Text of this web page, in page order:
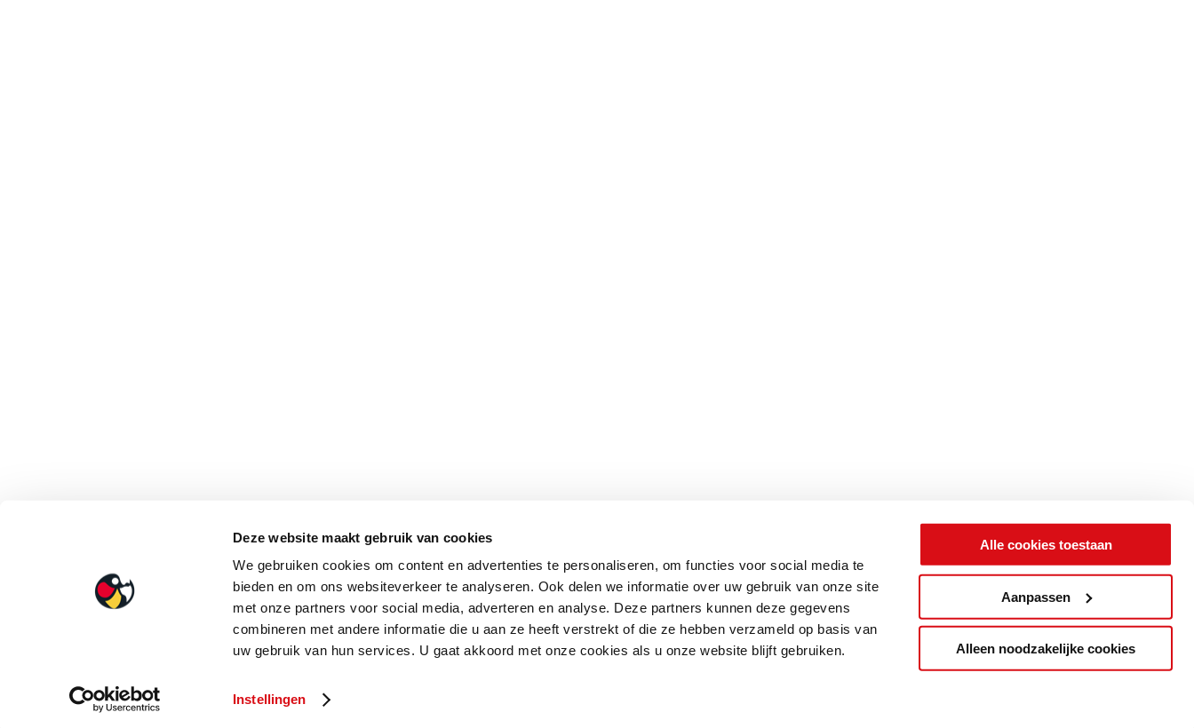
Deze website maakt gebruik van cookies
We gebruiken cookies om content en advertenties te personaliseren, om functies voor social media te
bieden en om ons websiteverkeer te analyseren. Ook delen we informatie over uw gebruik van onze site
met onze partners voor social media, adverteren en analyse. Deze partners kunnen deze gegevens
combineren met andere informatie die u aan ze heeft verstrekt of die ze hebben verzameld op basis van
uw gebruik van hun services. U gaat akkoord met onze cookies als u onze website blijft gebruiken.
Instellingen
Alle cookies toestaan
Aanpassen
Alleen noodzakelijke cookies